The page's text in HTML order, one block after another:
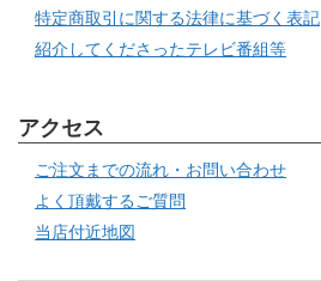
特定商取引に関する法律に基づく表記
紹介してくださったテレビ番組等
アクセス
ご注文までの流れ・お問い合わせ
よく頂戴するご質問
当店付近地図